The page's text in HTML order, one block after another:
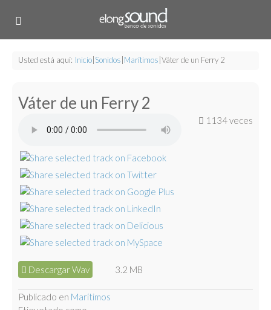
Usted está aquí: Inicio Sonidos Marítimos Váter de un Ferry 2
Váter de un Ferry 2
1134 veces
Descargar Wav 3.2 MB
Publicado en Marítimos